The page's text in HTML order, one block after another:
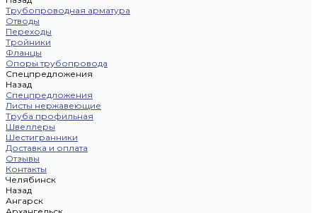
Трубопроводная арматура
Отводы
Переходы
Тройники
Фланцы
Опоры трубопровода
Спецпредложения
Назад
Спецпредложения
Листы нержавеющие
Труба профильная
Швеллеры
Шестигранники
Доставка и оплата
Отзывы
Контакты
Челябинск
Назад
Ангарск